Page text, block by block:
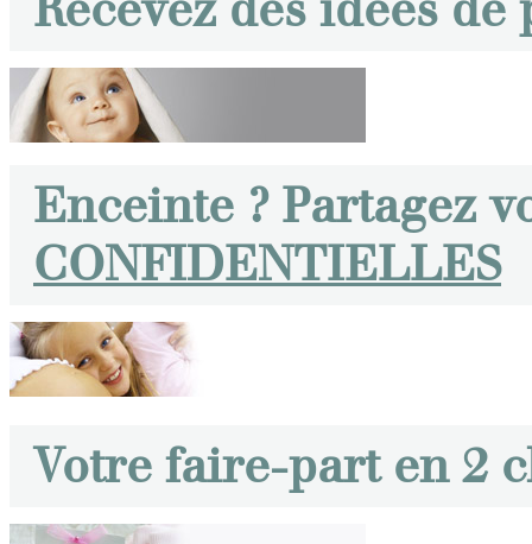
Enceinte ? Partagez
CONFIDENTIELLES
Votre faire-part en 2